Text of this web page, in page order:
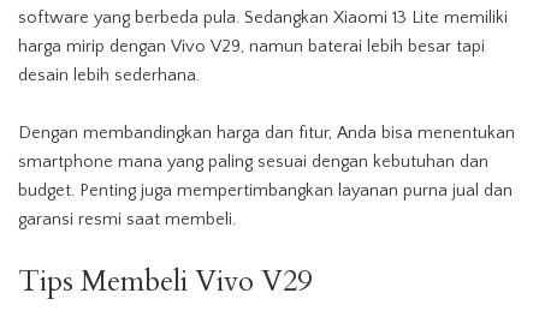
software yang berbeda pula. Sedangkan Xiaomi 13 Lite memiliki
harga mirip dengan Vivo V29, namun baterai lebih besar tapi
desain lebih sederhana.
Dengan membandingkan harga dan fitur, Anda bisa menentukan
smartphone mana yang paling sesuai dengan kebutuhan dan
budget. Penting juga mempertimbangkan layanan purna jual dan
garansi resmi saat membeli.
Tips Membeli Vivo V29